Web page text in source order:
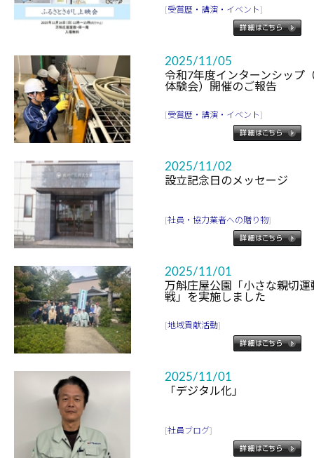
受賞歴・講演・イベント
2025/11/05
令和7年度インターンシップ
体験会）開催のご報告
受賞歴・講演・イベント
2025/11/02
設立記念日のメッセージ
社員・協力業者への贈り物
2025/11/01
万斛庄屋公園「小さな親切運
戦」を実施しました
地域貢献活動
2025/11/01
「デジタル化」
社員ブログ